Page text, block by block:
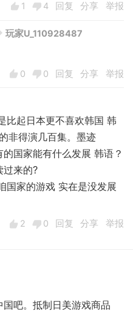
1 4 回复 分享 举报
玩家U_110928487
0 0 回复 分享 举报
起日本更不喜欢韩国 韩
非得演几百集。墨迹
家能有什么发展 韩语？
过来的?
2 0 回复 分享 举报
吧。抵制日美游戏商品